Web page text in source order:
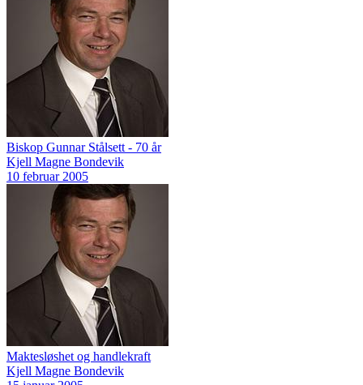
Biskop Gunnar Stålsett - 70 år
Kjell Magne Bondevik
10 februar 2005
Maktesløshet og handlekraft
Kjell Magne Bondevik